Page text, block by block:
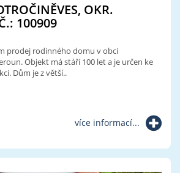
OKR.
100909
prodej rodinného domu v obci
Objekt má stáří 100 let a je určen ke
Dům je z větší..
více informací...